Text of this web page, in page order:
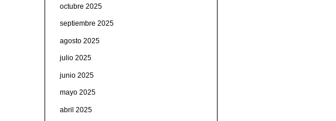
octubre 2025
septiembre 2025
agosto 2025
julio 2025
junio 2025
mayo 2025
abril 2025